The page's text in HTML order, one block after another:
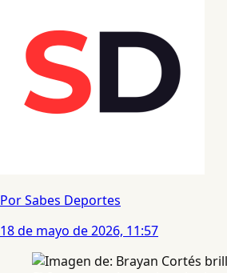
Por Sabes Deportes
18 de mayo de 2026, 11:57